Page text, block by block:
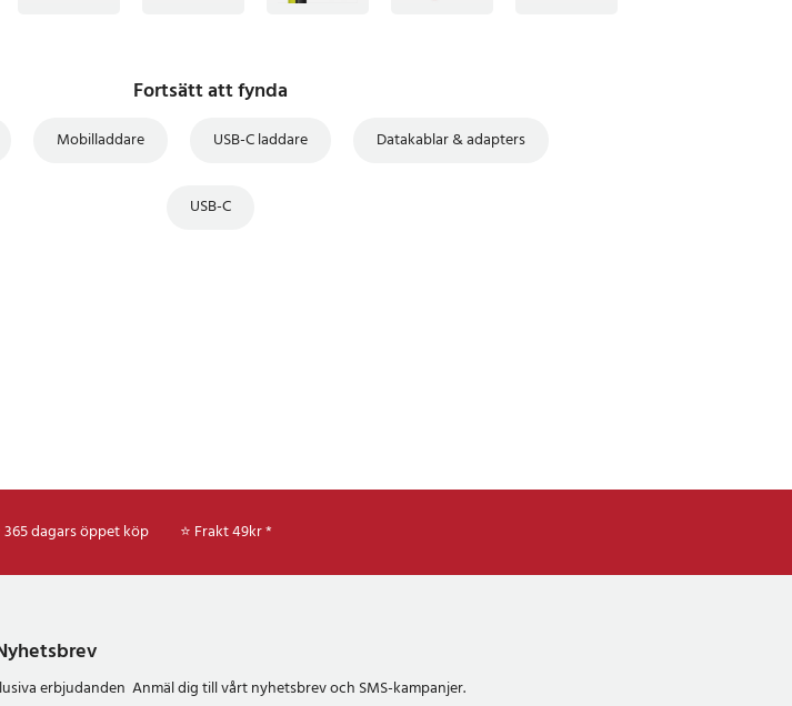
Fortsätt att fynda
Mobilladdare USB-C laddare Datakablar & adapters
USB-C
365 dagars öppet köp ⭐ Frakt 49kr *
erbjudanden Anmäl dig till vårt nyhetsbrev och SMS-kampanjer.